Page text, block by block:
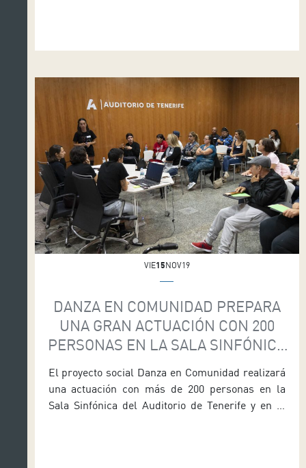
actividad presencial de su programa Danza en
VIE15NOV19
DANZA EN COMUNIDAD PREPARA
UNA GRAN ACTUACIÓN CON 200
PERSONAS EN LA SALA SINFÓNICA
El proyecto social Danza en Comunidad realizará
una actuación con más de 200 personas en la
Sala Sinfónica del Auditorio de Tenerife y en el